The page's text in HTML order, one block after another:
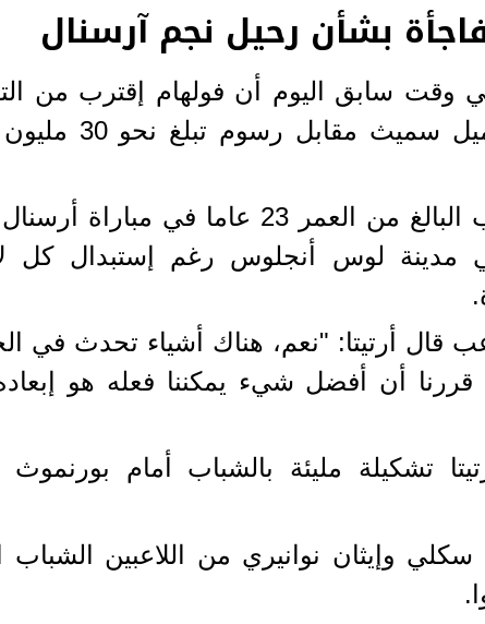
بشأن رحيل نجم آرسنال
وقت سابق اليوم أن فولهام إقترب من
إلى إتفاق بشأن إميل سميث
ولم يشارك اللاعب البالغ من العمر 23 عاما في
(1-1) في مدينة لوس أنجلوس رغم إستبدال كل
قال أرتيتا: "نعم، هناك أشياء تحدث في
قررنا أن أفضل شيء يمكننا فعله هو
تشكيلة مليئة بالشباب أمام بورنموث
وإيثان نوانيري من اللاعبين الشباب